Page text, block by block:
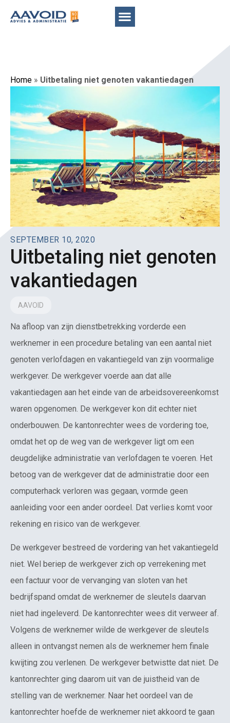
Home » Uitbetaling niet genoten vakantiedagen
SEPTEMBER 10, 2020
Uitbetaling niet genoten
vakantiedagen
AAVOID
Na afloop van zijn dienstbetrekking vorderde een
werknemer in een procedure betaling van een aantal niet
genoten verlofdagen en vakantiegeld van zijn voormalige
werkgever. De werkgever voerde aan dat alle
vakantiedagen aan het einde van de arbeidsovereenkomst
waren opgenomen. De werkgever kon dit echter niet
onderbouwen. De kantonrechter wees de vordering toe,
omdat het op de weg van de werkgever ligt om een
deugdelijke administratie van verlofdagen te voeren. Het
betoog van de werkgever dat de administratie door een
computerhack verloren was gegaan, vormde geen
aanleiding voor een ander oordeel. Dat verlies komt voor
rekening en risico van de werkgever.
De werkgever bestreed de vordering van het vakantiegeld
niet. Wel beriep de werkgever zich op verrekening met
een factuur voor de vervanging van sloten van het
bedrijfspand omdat de werknemer de sleutels daarvan
niet had ingeleverd. De kantonrechter wees dit verweer af.
Volgens de werknemer wilde de werkgever de sleutels
alleen in ontvangst nemen als de werknemer hem finale
kwijting zou verlenen. De werkgever betwistte dat niet. De
kantonrechter ging daarom uit van de juistheid van de
stelling van de werknemer. Naar het oordeel van de
kantonrechter hoefde de werknemer niet akkoord te gaan